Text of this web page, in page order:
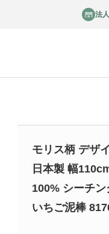
法
モリス柄 デザ
日本製 幅
100% シーチ
いちご泥棒